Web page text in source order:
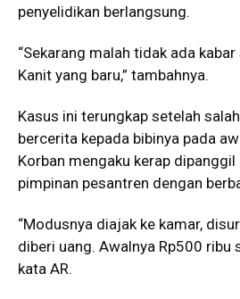
penyelidikan berlangsung.
“Sekarang malah tidak ada
Kanit yang baru,” tambahnya.
Kasus ini terungkap setelah
bercerita kepada bibinya pada
Korban mengaku kerap dipanggil
pimpinan pesantren dengan
“Modusnya diajak ke kamar,
diberi uang. Awalnya Rp500 ribu
kata AR.